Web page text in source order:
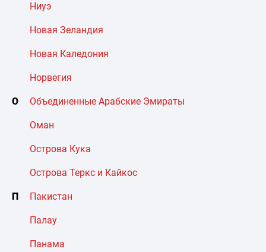
Ниуэ
Новая Зеландия
Новая Каледония
Норвегия
О Объединенные Арабские Эмираты
Оман
Острова Кука
Острова Теркс и Кайкос
П Пакистан
Палау
Панама